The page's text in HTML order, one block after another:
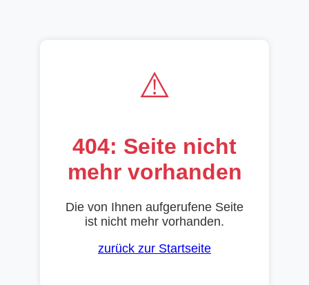
⚠️
404: Seite nicht
mehr vorhanden
Die von Ihnen aufgerufene Seite
ist nicht mehr vorhanden.
zurück zur Startseite